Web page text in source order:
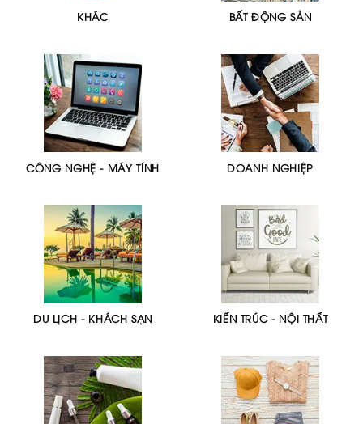
KHÁC BẤT ĐỘNG SẢN
CÔNG NGHỆ - MÁY TÍNH DOANH NGHIỆP
DU LỊCH - KHÁCH SẠN KIẾN TRÚC - NỘI THẤT